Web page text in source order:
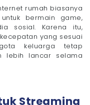
cukup untuk
paket internet?
lebih
rumah biasanya
bermain game,
sosial. Karena itu,
yang sesuai
keluarga tetap
lebih lancar selama
Streaming